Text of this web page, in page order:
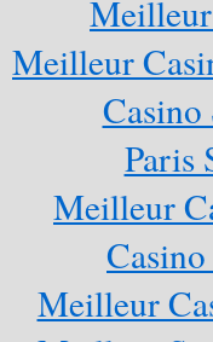
Meilleur
Casino
Paris
Meilleur
Meilleur